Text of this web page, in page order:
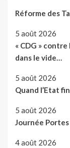
Réforme des
5 août 2026
« CDG »
dans le vide…
5 août 2026
Quand l’Etat
5 août 2026
Journée
4 août 2026